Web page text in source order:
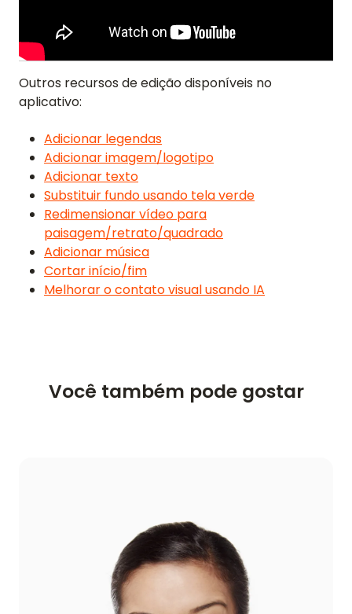
Outros recursos de edição disponíveis no
aplicativo:
Adicionar legendas
Adicionar imagem/logotipo
Adicionar texto
Substituir fundo usando tela verde
Redimensionar vídeo para
paisagem/retrato/quadrado
Adicionar música
Cortar início/fim
Melhorar o contato visual usando IA
Você também pode gostar